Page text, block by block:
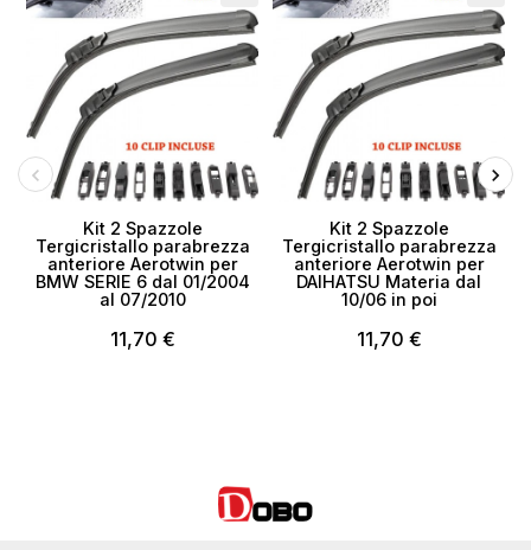
Kit 2 Spazzole
Tergicristallo parabrezza
anteriore Aerotwin per
BMW SERIE 6 dal 01/2004
al 07/2010
11,70 €
Kit 2 Spazzole
Tergicristallo parabrezza
anteriore Aerotwin per
DAIHATSU Materia dal
10/06 in poi
11,70 €